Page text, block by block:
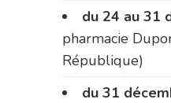
du 24 au 31
pharmacie
République)
du 31